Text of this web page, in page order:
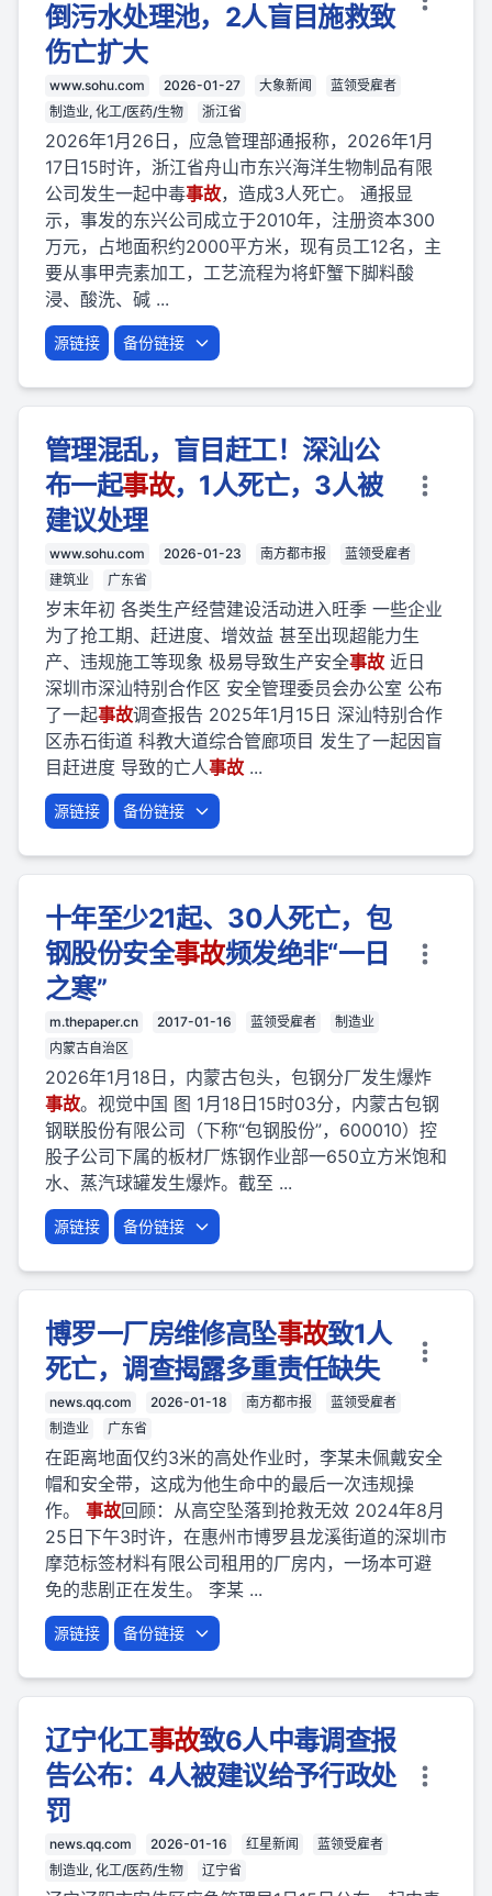
倒污水处理池，2人盲目施救致
伤亡扩大
www.sohu.com 2026-01-27 大象新闻
蓝领受雇者
制造业, 化工/医药/生物
浙江省
2026年1月26日，应急管理部通报称，2026年1月
17日15时许，浙江省舟山市东兴海洋生物制品有限
公司发生一起中毒事故，造成3人死亡。 通报显
示，事发的东兴公司成立于2010年，注册资本300
万元，占地面积约2000平方米，现有员工12名，主
要从事甲壳素加工，工艺流程为将虾蟹下脚料酸
浸、酸洗、碱 ...
源链接 备份链接
管理混乱，盲目赶工！深汕公
布一起事故，1人死亡，3人被
建议处理
www.sohu.com 2026-01-23 南方都市报
蓝领受雇者
建筑业
广东省
岁末年初 各类生产经营建设活动进入旺季 一些企业
为了抢工期、赶进度、增效益 甚至出现超能力生
产、违规施工等现象 极易导致生产安全事故 近日
深圳市深汕特别合作区 安全管理委员会办公室 公布
了一起事故调查报告 2025年1月15日 深汕特别合作
区赤石街道 科教大道综合管廊项目 发生了一起因盲
目赶进度 导致的亡人事故 ...
源链接 备份链接
十年至少21起、30人死亡，包
钢股份安全事故频发绝非“一日
之寒”
m.thepaper.cn 2017-01-16 蓝领受雇者
制造业
内蒙古自治区
2026年1月18日，内蒙古包头，包钢分厂发生爆炸
事故。视觉中国 图 1月18日15时03分，内蒙古包钢
钢联股份有限公司（下称“包钢股份”，600010）控
股子公司下属的板材厂炼钢作业部一650立方米饱和
水、蒸汽球罐发生爆炸。截至 ...
源链接 备份链接
博罗一厂房维修高坠事故致1人
死亡，调查揭露多重责任缺失
news.qq.com 2026-01-18 南方都市报
蓝领受雇者
制造业
广东省
在距离地面仅约3米的高处作业时，李某未佩戴安全
帽和安全带，这成为他生命中的最后一次违规操
作。 事故回顾：从高空坠落到抢救无效 2024年8月
25日下午3时许，在惠州市博罗县龙溪街道的深圳市
摩范标签材料有限公司租用的厂房内，一场本可避
免的悲剧正在发生。 李某 ...
源链接 备份链接
辽宁化工事故致6人中毒调查报
告公布：4人被建议给予行政处
罚
news.qq.com 2026-01-16 红星新闻
蓝领受雇者
制造业, 化工/医药/生物
辽宁省